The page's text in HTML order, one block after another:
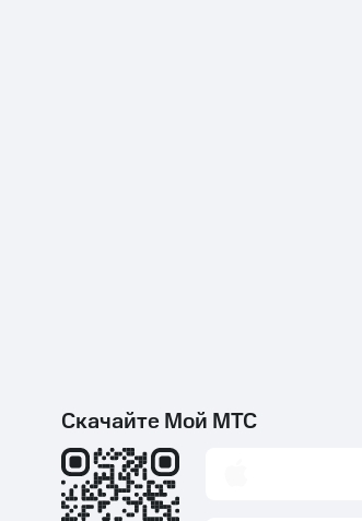
Скачайте Мой МТС